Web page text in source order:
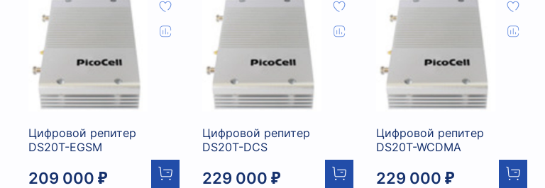
Цифровой репитер
DS20T-EGSM
209 000 ₽
Цифровой репитер
DS20T-DCS
229 000 ₽
Цифровой репитер
DS20T-WCDMA
229 000 ₽